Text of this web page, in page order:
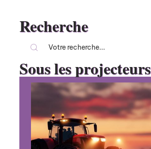
Recherche
Sous les projecteurs